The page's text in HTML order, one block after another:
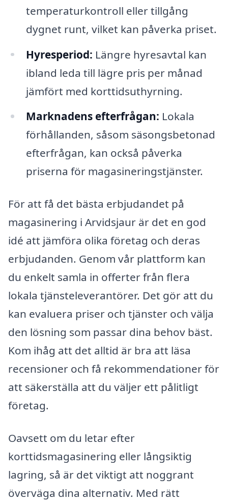
temperaturkontroll eller tillgång
dygnet runt, vilket kan påverka priset.
Hyresperiod: Längre hyresavtal kan
ibland leda till lägre pris per månad
jämfört med korttidsuthyrning.
Marknadens efterfrågan: Lokala
förhållanden, såsom säsongsbetonad
efterfrågan, kan också påverka
priserna för magasineringstjänster.
För att få det bästa erbjudandet på
magasinering i Arvidsjaur är det en god
idé att jämföra olika företag och deras
erbjudanden. Genom vår plattform kan
du enkelt samla in offerter från flera
lokala tjänsteleverantörer. Det gör att du
kan evaluera priser och tjänster och välja
den lösning som passar dina behov bäst.
Kom ihåg att det alltid är bra att läsa
recensioner och få rekommendationer för
att säkerställa att du väljer ett pålitligt
företag.
Oavsett om du letar efter
korttidsmagasinering eller långsiktig
lagring, så är det viktigt att noggrant
överväga dina alternativ. Med rätt